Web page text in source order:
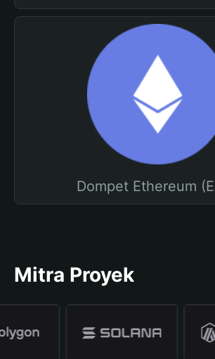
Dompet Ethereum
Mitra Proyek